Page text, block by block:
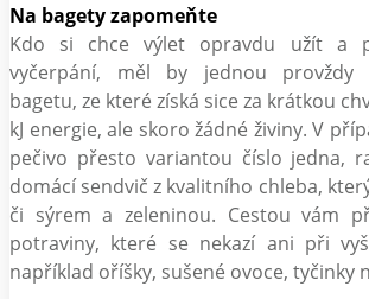
Na bagety zapomeňte
Kdo si chce výlet opravdu užít a
vyčerpání, měl by jednou provždy
bagetu, ze které získá sice za krátkou
kJ energie, ale skoro žádné živiny. V
pečivo přesto variantou číslo jedna,
domácí sendvič z kvalitního chleba,
či sýrem a zeleninou. Cestou vám
potraviny, které se nekazí ani při
například oříšky, sušené ovoce, tyčinky